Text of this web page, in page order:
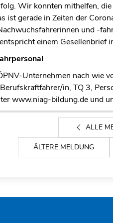
Wir konnten mithelfen,
ist gerade in Zeiten der
und -
einem Gesellenbrief
Unternehmen nach wie
in, TQ 3,
www.niag-bildung.de und
ALLE
ÄLTERE MELDUNG